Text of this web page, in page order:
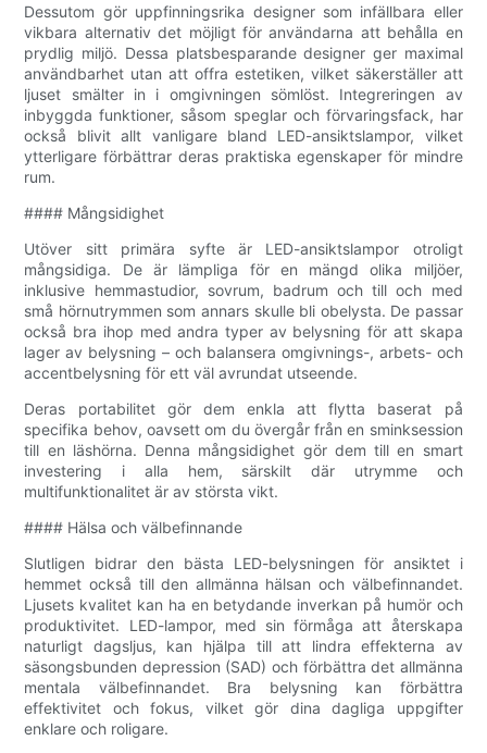
Dessutom gör uppfinningsrika designer som infällbara eller
vikbara alternativ det möjligt för användarna att behålla en
prydlig miljö. Dessa platsbesparande designer ger maximal
användbarhet utan att offra estetiken, vilket säkerställer att
ljuset smälter in i omgivningen sömlöst. Integreringen av
inbyggda funktioner, såsom speglar och förvaringsfack, har
också blivit allt vanligare bland LED-ansiktslampor, vilket
ytterligare förbättrar deras praktiska egenskaper för mindre
rum.
#### Mångsidighet
Utöver sitt primära syfte är LED-ansiktslampor otroligt
mångsidiga. De är lämpliga för en mängd olika miljöer,
inklusive hemmastudior, sovrum, badrum och till och med
små hörnutrymmen som annars skulle bli obelysta. De passar
också bra ihop med andra typer av belysning för att skapa
lager av belysning – och balansera omgivnings-, arbets- och
accentbelysning för ett väl avrundat utseende.
Deras portabilitet gör dem enkla att flytta baserat på
specifika behov, oavsett om du övergår från en sminksession
till en läshörna. Denna mångsidighet gör dem till en smart
investering i alla hem, särskilt där utrymme och
multifunktionalitet är av största vikt.
#### Hälsa och välbefinnande
Slutligen bidrar den bästa LED-belysningen för ansiktet i
hemmet också till den allmänna hälsan och välbefinnandet.
Ljusets kvalitet kan ha en betydande inverkan på humör och
produktivitet. LED-lampor, med sin förmåga att återskapa
naturligt dagsljus, kan hjälpa till att lindra effekterna av
säsongsbunden depression (SAD) och förbättra det allmänna
mentala välbefinnandet. Bra belysning kan förbättra
effektivitet och fokus, vilket gör dina dagliga uppgifter
enklare och roligare.